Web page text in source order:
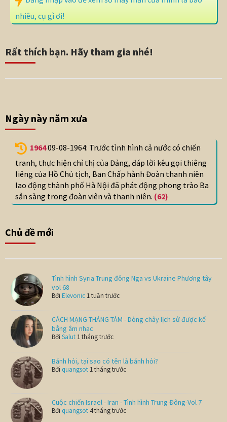
nhiêu, cụ gì ơi!
Rất thích bạn. Hãy tham gia nhé!
Ngày này năm xưa
196409-08-1964: Trước tình hình cả nước có chiến
tranh, thực hiện chỉ thị của Đảng, đáp lời kêu gọi thiêng
liêng của Hồ Chủ tịch, Ban Chấp hành Đoàn thanh niên
lao động thành phố Hà Nội đã phát động phong trào Ba
sẵn sàng trong đoàn viên và thanh niên. (62)
Chủ đề mới
Tình hình Syria Trung đông Nga vs Ukraine Phương tây
vol 68
BởiElevonic 1 tuần trước
CÁCH MẠNG THÁNG TÁM - Dòng chảy lịch sử được kể
bằng âm nhạc
BởiSalut 1 tháng trước
Bánh hỏi, tại sao có tên là bánh hỏi?
Bởi quangsot 1 tháng trước
Cuộc chiến Israel - Iran - Tình hình Trung Đông-Vol 7
Bởi quangsot 4 tháng trước